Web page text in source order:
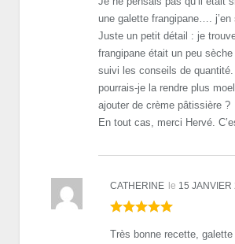
une galette frangipane…. j’en
Juste un petit détail : je
frangipane était un peu sèche
suivi les conseils de
pourrais-je la rendre plus
ajouter de crème pâtissière ?
En tout cas, merci Hervé.
CATHERINE le 15 JANVIER
Très bonne recette,